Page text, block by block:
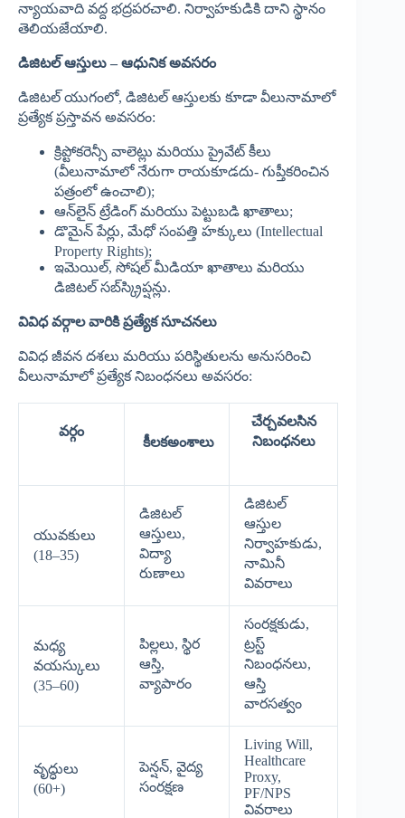
న్యాయవాది వద్ద భద్రపరచాలి. నిర్వాహకుడికి దాని స్థానం
తెలియజేయాలి.
డిజిటల్ ఆస్తులు – ఆధునిక అవసరం
డిజిటల్ యుగంలో, డిజిటల్ ఆస్తులకు కూడా వీలునామాలో
ప్రత్యేక ప్రస్తావన అవసరం:
క్రిప్టోకరెన్సీ వాలెట్లు మరియు ప్రైవేట్ కీలు
(వీలునామాలో నేరుగా రాయకూడదు- గుప్తీకరించిన
పత్రంలో ఉంచాలి);
ఆన్‌లైన్ ట్రేడింగ్ మరియు పెట్టుబడి ఖాతాలు;
డొమైన్ పేర్లు, మేధో సంపత్తి హక్కులు (Intellectual
Property Rights);
ఇమెయిల్, సోషల్ మీడియా ఖాతాలు మరియు
డిజిటల్ సబ్‌స్క్రిప్షన్లు.
వివిధ వర్గాల వారికి ప్రత్యేక సూచనలు
వివిధ జీవన దశలు మరియు పరిస్థితులను అనుసరించి
వీలునామాలో ప్రత్యేక నిబంధనలు అవసరం:
వర్గం
కీలకఅంశాలు
చేర్చవలసిన
నిబంధనలు
యువకులు
(18–35)
డిజిటల్
ఆస్తులు,
విద్యా
రుణాలు
డిజిటల్
ఆస్తుల
నిర్వాహకుడు,
నామినీ
వివరాలు
మధ్య
వయస్కులు
(35–60)
పిల్లలు, స్థిర
ఆస్తి,
వ్యాపారం
సంరక్షకుడు,
ట్రస్ట్
నిబంధనలు,
ఆస్తి
వారసత్వం
వృద్ధులు
(60+)
పెన్షన్, వైద్య
సంరక్షణ
Living Will,
Healthcare
Proxy,
PF/NPS
వివరాలు